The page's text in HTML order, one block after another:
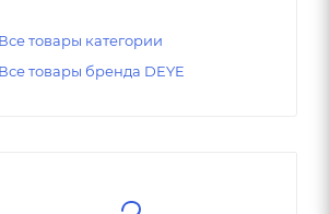
Все товары категории
Все товары бренда DEYE